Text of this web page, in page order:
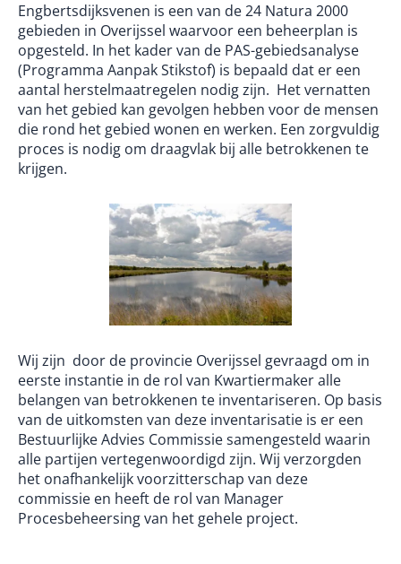
Engbertsdijksvenen is een van de 24 Natura 2000
gebieden in Overijssel waarvoor een beheerplan is
opgesteld. In het kader van de PAS-gebiedsanalyse
(Programma Aanpak Stikstof) is bepaald dat er een
aantal herstelmaatregelen nodig zijn. Het vernatten
van het gebied kan gevolgen hebben voor de mensen
die rond het gebied wonen en werken. Een zorgvuldig
proces is nodig om draagvlak bij alle betrokkenen te
krijgen.
Wij zijn door de provincie Overijssel gevraagd om in
eerste instantie in de rol van Kwartiermaker alle
belangen van betrokkenen te inventariseren. Op basis
van de uitkomsten van deze inventarisatie is er een
Bestuurlijke Advies Commissie samengesteld waarin
alle partijen vertegenwoordigd zijn. Wij verzorgden
het onafhankelijk voorzitterschap van deze
commissie en heeft de rol van Manager
Procesbeheersing van het gehele project.